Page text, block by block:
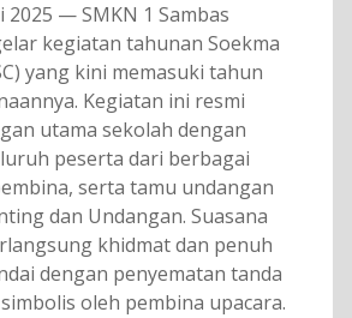
2025 — SMKN 1 Sambas
kegiatan tahunan Soekma
yang kini memasuki tahun
Kegiatan ini resmi
utama sekolah dengan
peserta dari berbagai
serta tamu undangan
dan Undangan. Suasana
khidmat dan penuh
dengan penyematan tanda
oleh pembina upacara.